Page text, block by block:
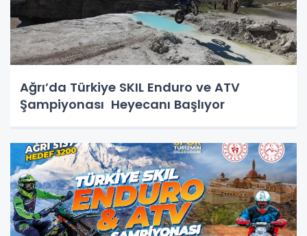
Ağrı’da Türkiye SKIL Enduro ve ATV
Şampiyonası Heyecanı Başlıyor